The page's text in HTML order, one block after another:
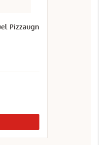
Fuel Pizzaugn